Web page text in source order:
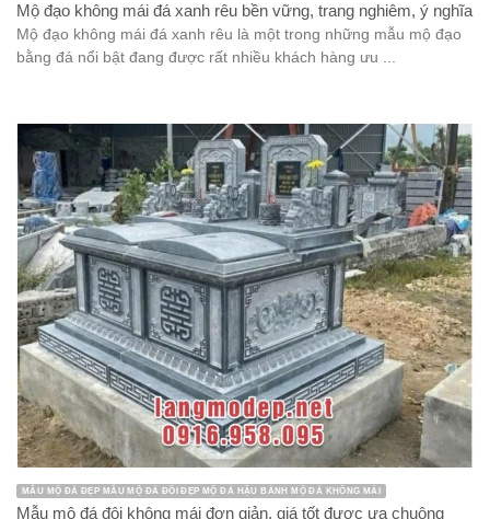
Mộ đạo không mái đá xanh rêu bền vững, trang nghiêm, ý nghĩa
Mộ đạo không mái đá xanh rêu là một trong những mẫu mộ đạo
bằng đá nổi bật đang được rất nhiều khách hàng ưu ...
MẪU MỘ ĐÁ ĐẸP MẪU MỘ ĐÁ ĐÔI ĐẸP MỘ ĐÁ HẬU BÀNH MỘ ĐÁ KHÔNG MÁI
Mẫu mộ đá đôi không mái đơn giản, giá tốt được ưa chuộng